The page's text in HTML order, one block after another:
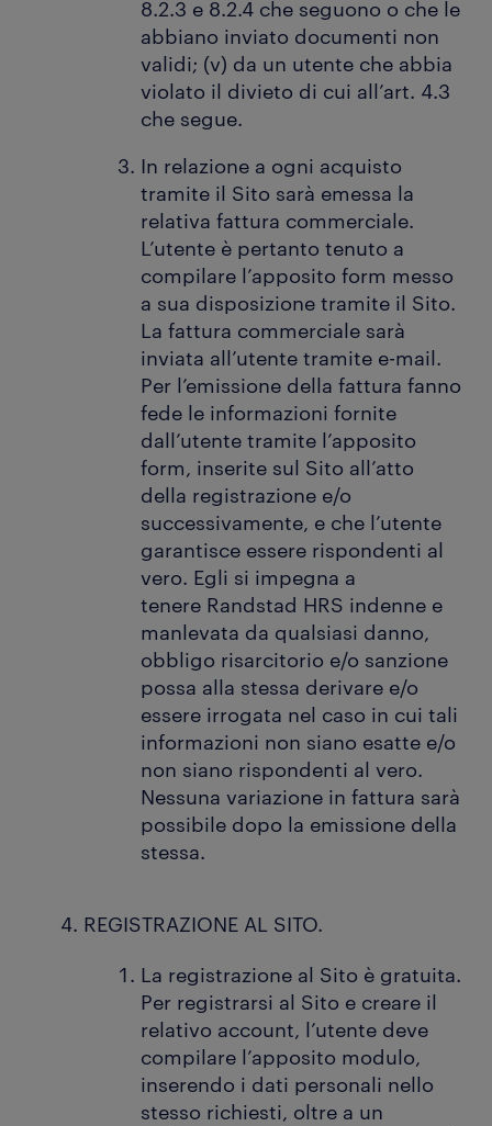
8.2.3 e 8.2.4 che seguono o che le
abbiano inviato documenti non
validi; (v) da un utente che abbia
violato il divieto di cui all’art. 4.3
che segue.
In relazione a ogni acquisto
tramite il Sito sarà emessa la
relativa fattura commerciale.
L’utente è pertanto tenuto a
compilare l’apposito form messo
a sua disposizione tramite il Sito.
La fattura commerciale sarà
inviata all’utente tramite e-mail.
Per l’emissione della fattura fanno
fede le informazioni fornite
dall’utente tramite l’apposito
form, inserite sul Sito all’atto
della registrazione e/o
successivamente, e che l’utente
garantisce essere rispondenti al
vero. Egli si impegna a
tenere Randstad HRS indenne e
manlevata da qualsiasi danno,
obbligo risarcitorio e/o sanzione
possa alla stessa derivare e/o
essere irrogata nel caso in cui tali
informazioni non siano esatte e/o
non siano rispondenti al vero.
Nessuna variazione in fattura sarà
possibile dopo la emissione della
stessa.
REGISTRAZIONE AL SITO.
La registrazione al Sito è gratuita.
Per registrarsi al Sito e creare il
relativo account, l’utente deve
compilare l’apposito modulo,
inserendo i dati personali nello
stesso richiesti, oltre a un